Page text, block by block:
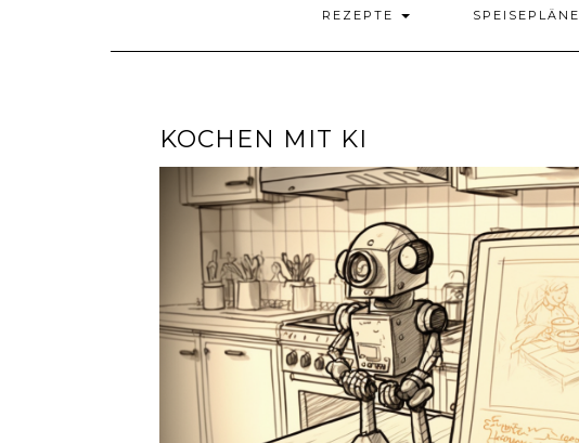
REZEPTE SPEISEPLÄNE
KOCHEN MIT KI